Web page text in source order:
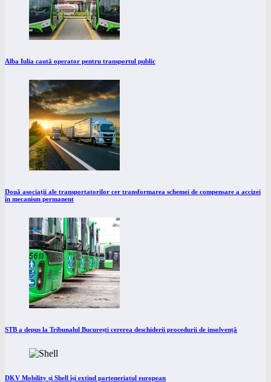
Alba Iulia caută operator pentru transportul public
Două asociații ale transportatorilor cer transformarea schemei de compensare a accizei
în mecanism permanent
STB a depus la Tribunalul București cererea deschiderii procedurii de insolvență
DKV Mobility și Shell își extind parteneriatul european